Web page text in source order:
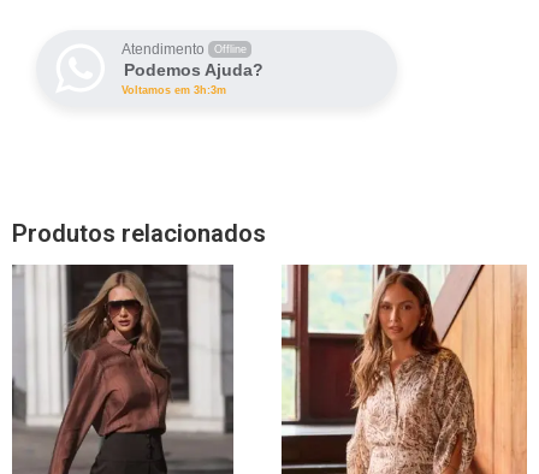
Atendimento Offline
Podemos Ajuda?
Voltamos em 3h:3m
Produtos relacionados
Este
tem
várias
variantes.
As
opções
podem
Este
produto
várias
variantes.
As
opções
podem